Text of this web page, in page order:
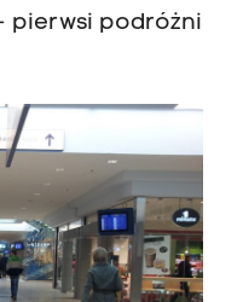
pierwsi podróżni